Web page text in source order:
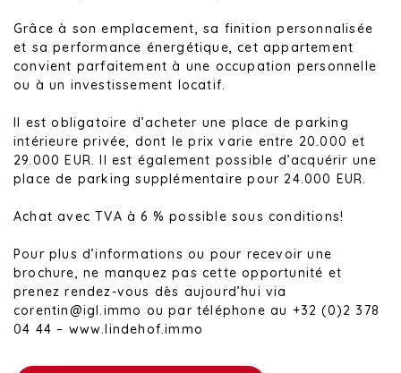
Grâce à son emplacement, sa finition personnalisée
et sa performance énergétique, cet appartement
convient parfaitement à une occupation personnelle
ou à un investissement locatif.
Il est obligatoire d’acheter une place de parking
intérieure privée, dont le prix varie entre 20.000 et
29.000 EUR. Il est également possible d’acquérir une
place de parking supplémentaire pour 24.000 EUR.
Achat avec TVA à 6 % possible sous conditions!
Pour plus d’informations ou pour recevoir une
brochure, ne manquez pas cette opportunité et
prenez rendez-vous dès aujourd’hui via
corentin@igl.immo ou par téléphone au +32 (0)2 378
04 44 – www.lindehof.immo